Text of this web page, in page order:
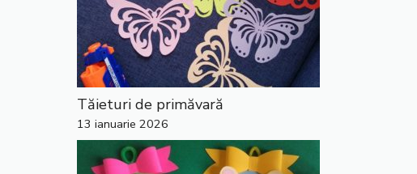
Tăieturi de primăvară
13 ianuarie 2026